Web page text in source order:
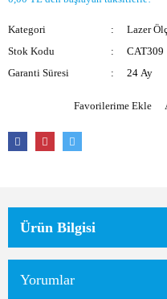
Kategori
Lazer
Stok Kodu
CAT309
Garanti Süresi
24 Ay
Ürün Bilgisi
Yorumlar